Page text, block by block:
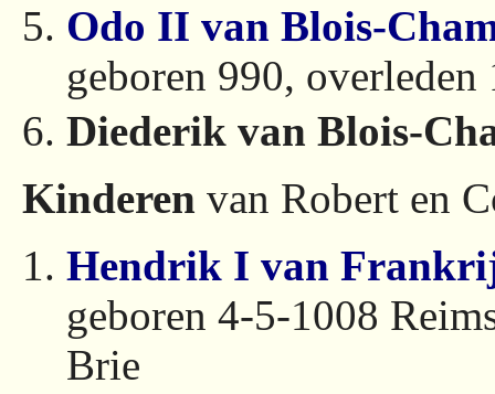
Odo II van Blois-
geboren 990,
Diederik van Blois-
Kinderen van Robert en
Hendrik I van
geboren 4-5-1008
Brie